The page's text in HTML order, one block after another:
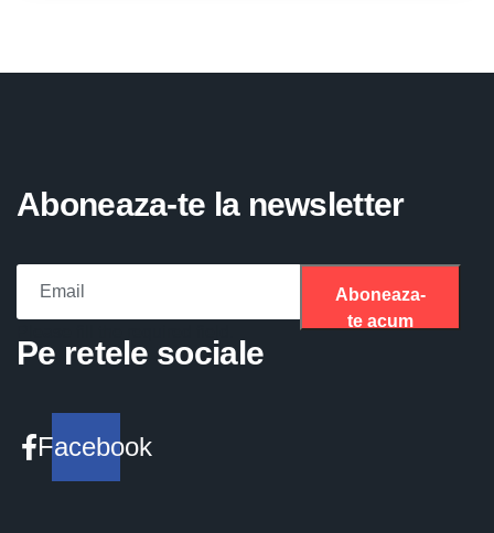
Aboneaza-te la newsletter
Aboneaza-
te acum
Pe retele sociale
Facebook